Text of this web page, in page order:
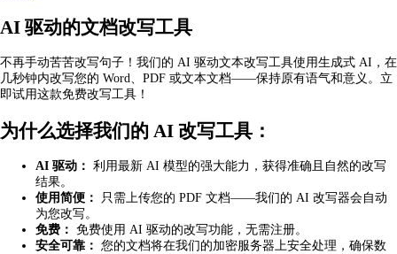
AI 驱动的文档改写工具
不再手动苦苦改写句子！我们的 AI 驱动文本改写工具使用生成式 AI，在
几秒钟内改写您的 Word、PDF 或文本文档——保持原有语气和意义。立
即试用这款免费改写工具！
为什么选择我们的 AI 改写工具：
AI 驱动： 利用最新 AI 模型的强大能力，获得准确且自然的改写
结果。
使用简便：
只需上传您的 PDF 文档——我们的 AI 改写器会自动
为您改写。
免费： 免费使用 AI 驱动的改写功能，无需注册。
安全可靠： 您的文档将在我们的加密服务器上安全处理，确保数